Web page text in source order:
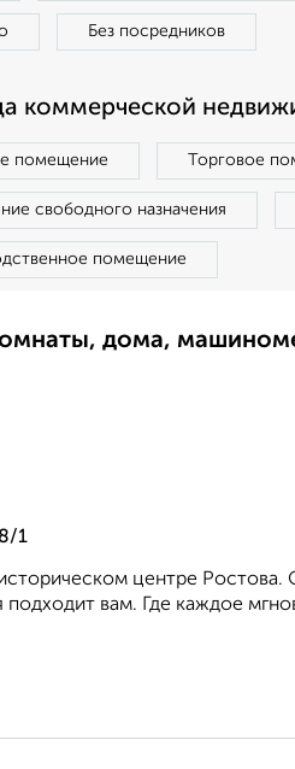
Без посредников
коммерческой
помещение Торговое
свободного назначения
помещение
дома,
1
центре Ростова.
подходит вам. Где каждое